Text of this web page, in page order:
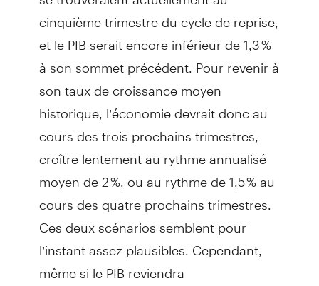
cinquième trimestre du cycle de reprise,
et le PIB serait encore inférieur de 1,3 %
à son sommet précédent. Pour revenir à
son taux de croissance moyen
historique, l’économie devrait donc au
cours des trois prochains trimestres,
croître lentement au rythme annualisé
moyen de 2 %, ou au rythme de 1,5 % au
cours des quatre prochains trimestres.
Ces deux scénarios semblent pour
l’instant assez plausibles. Cependant,
même si le PIB reviendra